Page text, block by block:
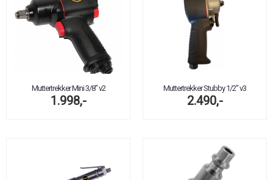
Muttertrekker Mini 3/8" v2
1.998,-
Muttertrekker Stubby 1/2" v3
2.490,-